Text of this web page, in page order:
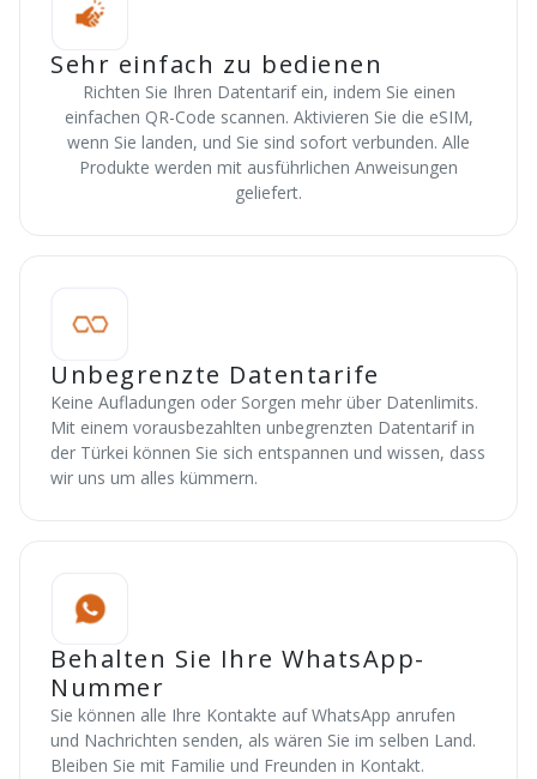
Sehr einfach zu bedienen
Richten Sie Ihren Datentarif ein, indem Sie einen
einfachen QR-Code scannen. Aktivieren Sie die eSIM,
wenn Sie landen, und Sie sind sofort verbunden. Alle
Produkte werden mit ausführlichen Anweisungen
geliefert.
Unbegrenzte Datentarife
Keine Aufladungen oder Sorgen mehr über Datenlimits.
Mit einem vorausbezahlten unbegrenzten Datentarif in
der Türkei können Sie sich entspannen und wissen, dass
wir uns um alles kümmern.
Behalten Sie Ihre WhatsApp-
Nummer
Sie können alle Ihre Kontakte auf WhatsApp anrufen
und Nachrichten senden, als wären Sie im selben Land.
Bleiben Sie mit Familie und Freunden in Kontakt.